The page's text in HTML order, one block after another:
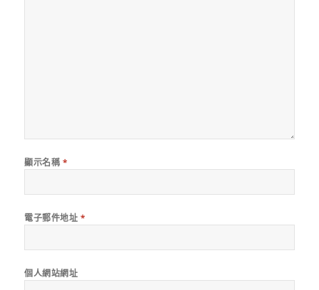
顯示名稱 *
電子郵件地址 *
個人網站網址